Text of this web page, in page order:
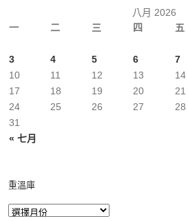
八月 2026
一
二 三 四 五
« 七月
3
4 5 6 7
10
11 12 13 14
17
18 19 20 21
24
25 26 27 28
31
重溫庫